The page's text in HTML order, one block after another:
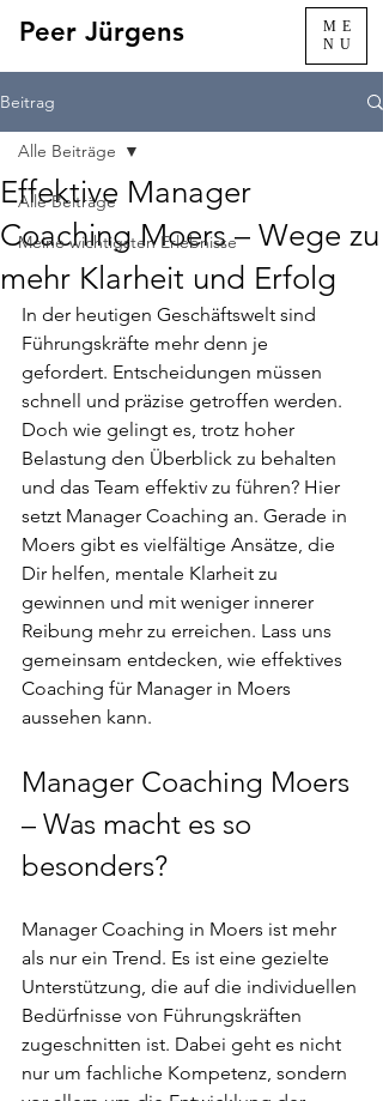
Peer Jürgens
ME
NU
Beitrag
Alle Beiträge
Meine wichtigsten Erlebnisse
Alle Beiträge
Effektive Manager
Coaching Moers – Wege zu
mehr Klarheit und Erfolg
In der heutigen Geschäftswelt sind
Führungskräfte mehr denn je
gefordert. Entscheidungen müssen
schnell und präzise getroffen werden.
Doch wie gelingt es, trotz hoher
Belastung den Überblick zu behalten
und das Team effektiv zu führen? Hier
setzt Manager Coaching an. Gerade in
Moers gibt es vielfältige Ansätze, die
Dir helfen, mentale Klarheit zu
gewinnen und mit weniger innerer
Reibung mehr zu erreichen. Lass uns
gemeinsam entdecken, wie effektives
Coaching für Manager in Moers
aussehen kann.
Manager Coaching Moers
– Was macht es so
besonders?
Manager Coaching in Moers ist mehr
als nur ein Trend. Es ist eine gezielte
Unterstützung, die auf die individuellen
Bedürfnisse von Führungskräften
zugeschnitten ist. Dabei geht es nicht
nur um fachliche Kompetenz, sondern